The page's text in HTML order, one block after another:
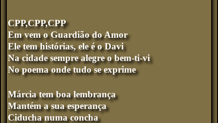
CPP,CPP,CPP
Em vem o Guardião do Amor
Ele tem histórias, ele é o Davi
Na cidade sempre alegre o bem-ti-vi
No poema onde tudo se exprime
Márcia tem boa lembrança
Mantém a sua esperança
Ciducha numa concha